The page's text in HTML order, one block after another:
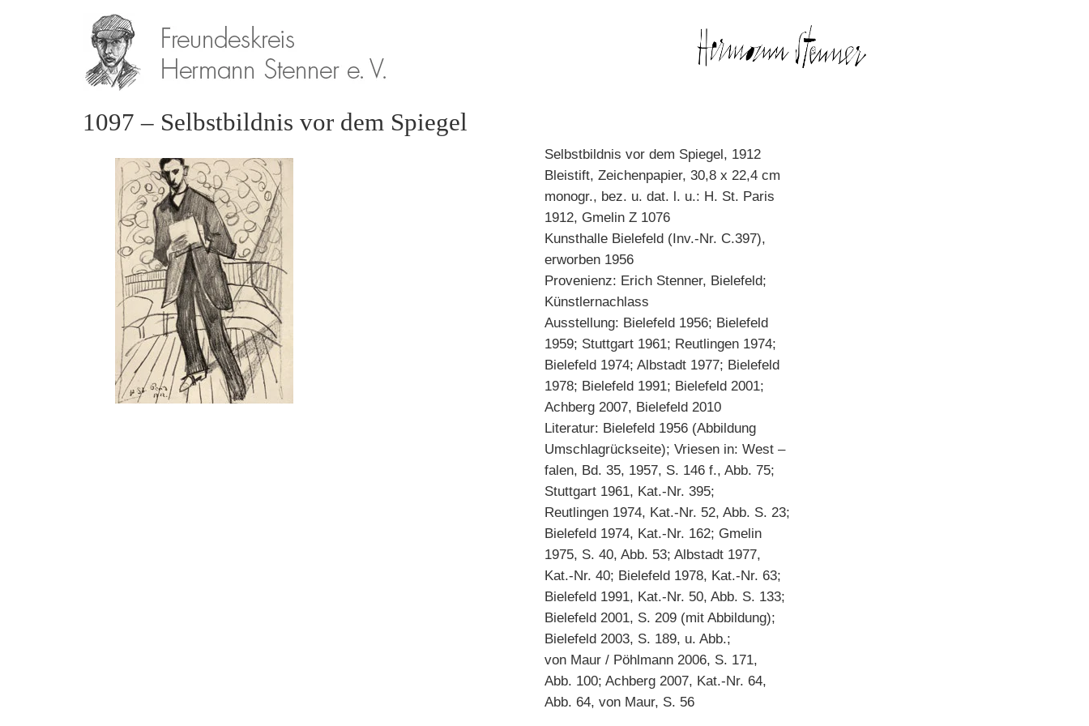
1097 – Selbstbildnis vor dem Spiegel
Selbstbildnis vor dem Spiegel, 1912
Bleistift, Zeichenpapier, 30,8 x 22,4 cm
monogr., bez. u. dat. l. u.: H. St. Paris
1912, Gmelin Z 1076
Kunsthalle Bielefeld (Inv.-Nr. C.397),
erworben 1956
Provenienz: Erich Stenner, Bielefeld;
Künstlernachlass
Ausstellung: Bielefeld 1956; Bielefeld
1959; Stuttgart 1961; Reutlingen 1974;
Bielefeld 1974; Albstadt 1977; Bielefeld
1978; Bielefeld 1991; Bielefeld 2001;
Achberg 2007, Bielefeld 2010
Literatur: Bielefeld 1956 (Abbildung
Umschlagrückseite); Vriesen in: West –
falen, Bd. 35, 1957, S. 146 f., Abb. 75;
Stuttgart 1961, Kat.-Nr. 395;
Reutlingen 1974, Kat.-Nr. 52, Abb. S. 23;
Bielefeld 1974, Kat.-Nr. 162; Gmelin
1975, S. 40, Abb. 53; Albstadt 1977,
Kat.-Nr. 40; Bielefeld 1978, Kat.-Nr. 63;
Bielefeld 1991, Kat.-Nr. 50, Abb. S. 133;
Bielefeld 2001, S. 209 (mit Abbildung);
Bielefeld 2003, S. 189, u. Abb.;
von Maur / Pöhlmann 2006, S. 171,
Abb. 100; Achberg 2007, Kat.-Nr. 64,
Abb. 64, von Maur, S. 56